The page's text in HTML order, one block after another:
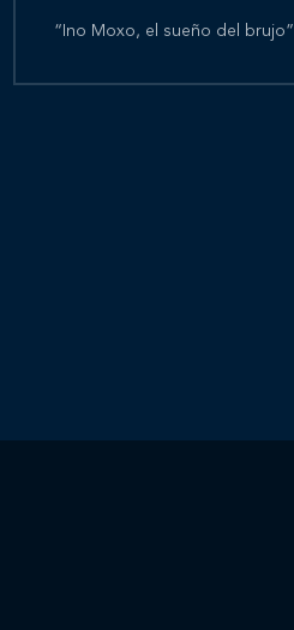
“Ino Moxo, el sueño del brujo”